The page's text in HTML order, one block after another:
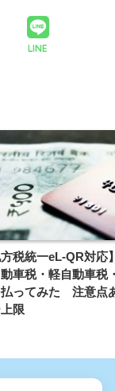
LINE
方税統一eL-QR対応
車税・軽自動車税
払ってみた 注意点
限